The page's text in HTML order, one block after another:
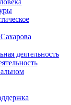
деятельность